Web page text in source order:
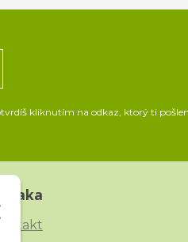
kliknutím na odkaz, ktorý ti